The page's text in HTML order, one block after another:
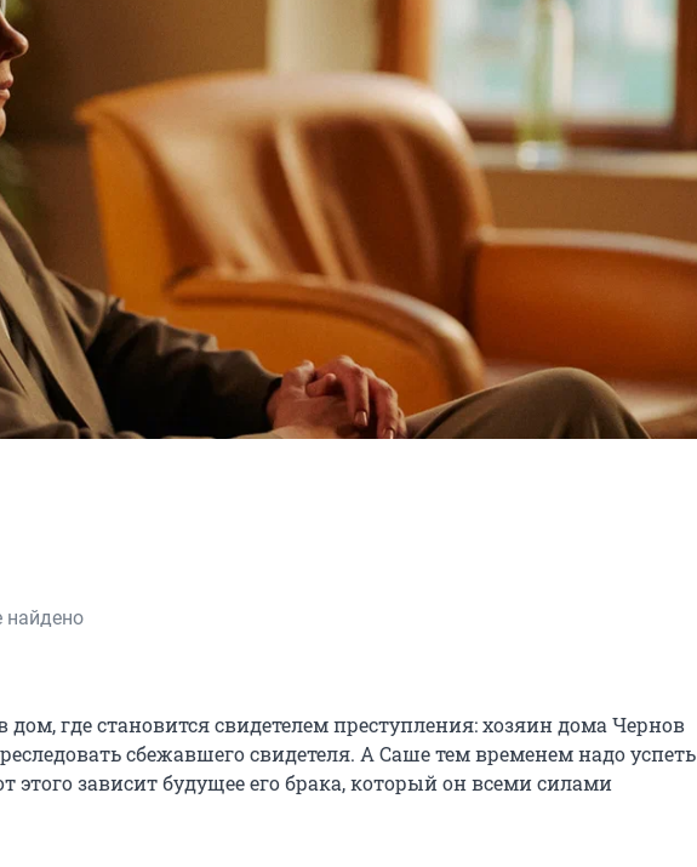
найдено
где становится свидетелем преступления: хозяин дома Чернов
сбежавшего свидетеля. А Саше тем временем надо успеть
этого зависит будущее его брака, который он всеми силами